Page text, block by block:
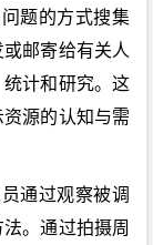
题的方式搜集
邮寄给有关人
计和研究。这
源的认知与需
通过观察被调
。通过拍摄周